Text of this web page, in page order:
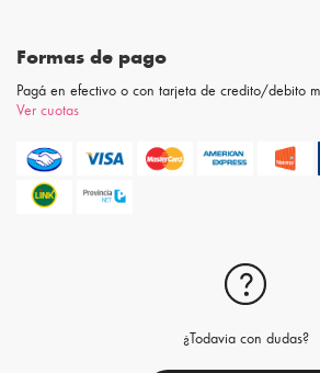
Formas de pago
Pagá en efectivo o con tarjeta de credito/debito
Ver cuotas
¿Todavia con dudas?